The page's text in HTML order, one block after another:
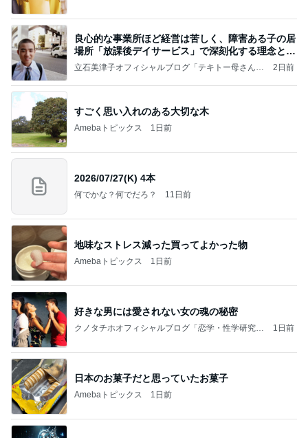
良心的な事業所ほど経営は苦しく、障害ある子の居
場所「放課後デイサービス」で深刻化する理念と現
実の
立石美津子オフィシャルブログ「テキトー母さんの
2日前
すごく思い入れのある大切な木
Amebaトピックス 1日前
2026/07/27(K) 4本
何でかな？何でだろ？ 11日前
地味なストレス減った買ってよかった物
Amebaトピックス 1日前
好きな男には愛されない女の魂の秘密
クノタチホオフィシャルブログ「恋学・性学研究
1日前
日本のお菓子だと思っていたお菓子
Amebaトピックス 1日前